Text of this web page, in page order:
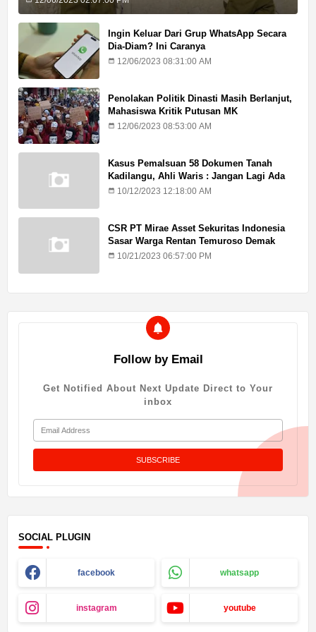
Ingin Keluar Dari Grup WhatsApp Secara
Dia-Diam? Ini Caranya
12/06/2023 08:31:00 AM
Penolakan Politik Dinasti Masih Berlanjut,
Mahasiswa Kritik Putusan MK
12/06/2023 08:53:00 AM
Kasus Pemalsuan 58 Dokumen Tanah
Kadilangu, Ahli Waris : Jangan Lagi Ada
Penundaan Hukuman
10/12/2023 12:18:00 AM
CSR PT Mirae Asset Sekuritas Indonesia
Sasar Warga Rentan Temuroso Demak
10/21/2023 06:57:00 PM
Follow by Email
Get Notified About Next Update Direct to Your
inbox
SOCIAL PLUGIN
facebook whatsapp
instagram youtube